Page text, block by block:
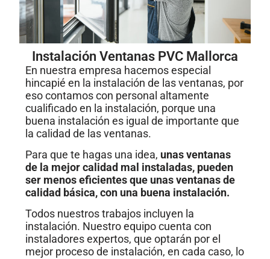
Instalación Ventanas PVC Mallorca
En nuestra empresa hacemos especial
hincapié en la instalación de las ventanas, por
eso contamos con personal altamente
cualificado en la instalación, porque una
buena instalación es igual de importante que
la calidad de las ventanas.
Para que te hagas una idea, unas ventanas
de la mejor calidad mal instaladas, pueden
ser menos eficientes que unas ventanas de
calidad básica, con una buena instalación.
Todos nuestros trabajos incluyen la
instalación. Nuestro equipo cuenta con
instaladores expertos, que optarán por el
mejor proceso de instalación, en cada caso, lo